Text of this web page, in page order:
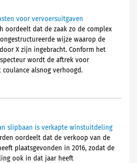
voor vervoersuitgaven
oordeelt dat de zaak zo de complex
wijze waarop de
X zijn ingebracht. Conform het
wordt de aftrek voor
alsnog verhoogd.
slipbaan is verkapte winstuitdeling
oordeelt dat de verkoop van de
plaatsgevonden in 2016, zodat de
ook in dat jaar heeft